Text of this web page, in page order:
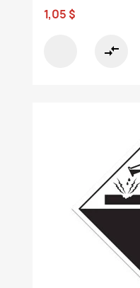
1,05 $
compare_arrows